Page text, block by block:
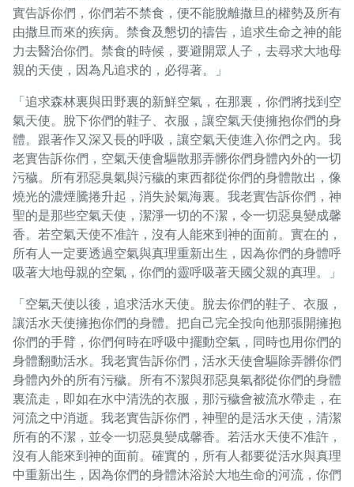
實告訴你們，你們若不禁食，便不能脫離撒旦的權勢及所有
由撒旦而來的疾病。禁食及懇切的禱告，追求生命之神的能
力去醫治你們。禁食的時候，要避開眾人子，去尋求大地母
親的天使，因為凡追求的，必得著。」
「追求森林裏與田野裏的新鮮空氣，在那裏，你們將找到空
氣天使。脫下你們的鞋子、衣服，讓空氣天使擁抱你們的身
體。跟著作又深又長的呼吸，讓空氣天使進入你們之內。我
老實告訴你們，空氣天使會驅散那弄髒你們身體內外的一切
污穢。所有邪惡臭氣與污穢的東西都從你們的身體散出，像
燒光的濃煙騰捲升起，消失於氣海裏。我老實告訴你們，神
聖的是那些空氣天使，潔淨一切的不潔，令一切惡臭變成馨
香。若空氣天使不准許，沒有人能來到神的面前。實在的，
所有人一定要透過空氣與真理重新出生，因為你們的身體呼
吸著大地母親的空氣，你們的靈呼吸著天國父親的真理。」
「空氣天使以後，追求活水天使。脫去你們的鞋子、衣服，
讓活水天使擁抱你們的身體。把自己完全投向他那張開擁抱
你們的手臂，你們何時在呼吸中擺動空氣，同時也用你們的
身體翻動活水。我老實告訴你們，活水天使會驅除弄髒你們
身體內外的所有污穢。所有不潔與邪惡臭氣都從你們的身體
裏流走，即如在水中清洗的衣服，那污穢會被流水帶走，在
河流之中消逝。我老實告訴你們，神聖的是活水天使，清潔
所有的不潔，並令一切惡臭變成馨香。若活水天使不准許，
沒有人能來到神的面前。確實的，所有人都要從活水與真理
中重新出生，因為你們的身體沐浴於大地生命的河流，你們